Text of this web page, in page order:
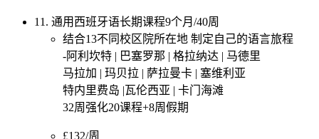
11. 通用西班牙语长期课程9个月/40周
结合13不同校区院所在地 制定自己的语言旅程
-阿利坎特 | 巴塞罗那 | 格拉纳达 | 马德里
马拉加 | 玛贝拉 | 萨拉曼卡 | 塞维利亚
特内里费岛 |瓦伦西亚 | 卡门海滩
32周强化20课程+8周假期
£132/周